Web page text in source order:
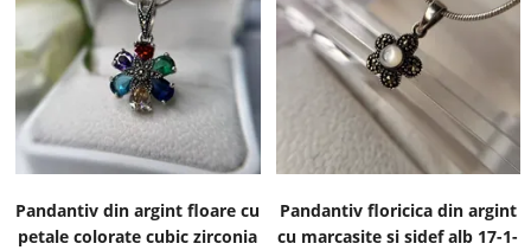
Pandantiv din argint floare cu
petale colorate cubic zirconia
Pandantiv floricica din argint
cu marcasite si sidef alb 17-1-